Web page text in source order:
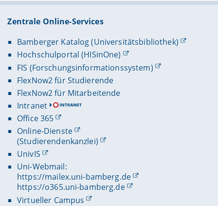
Zentrale Online-Services
Bamberger Katalog (Universitätsbibliothek)
Hochschulportal (HISinOne)
FIS (Forschungsinformationssystem)
FlexNow2 für Studierende
FlexNow2 für Mitarbeitende
Intranet
Office 365
Online-Dienste
(Studierendenkanzlei)
UnivIS
Uni-Webmail:
https://mailex.uni-bamberg.de
https://o365.uni-bamberg.de
Virtueller Campus